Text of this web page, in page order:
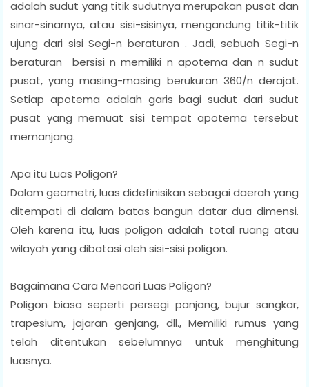
adalah sudut yang titik sudutnya merupakan pusat dan
sinar-sinarnya, atau sisi-sisinya, mengandung titik-titik
ujung dari sisi Segi-n beraturan . Jadi, sebuah Segi-n
beraturan bersisi n memiliki n apotema dan n sudut
pusat, yang masing-masing berukuran 360/n derajat.
Setiap apotema adalah garis bagi sudut dari sudut
pusat yang memuat sisi tempat apotema tersebut
memanjang.
Apa itu Luas Poligon?
Dalam geometri, luas didefinisikan sebagai daerah yang
ditempati di dalam batas bangun datar dua dimensi.
Oleh karena itu, luas poligon adalah total ruang atau
wilayah yang dibatasi oleh sisi-sisi poligon.
Bagaimana Cara Mencari Luas Poligon?
Poligon biasa seperti persegi panjang, bujur sangkar,
trapesium, jajaran genjang, dll., Memiliki rumus yang
telah ditentukan sebelumnya untuk menghitung
luasnya.